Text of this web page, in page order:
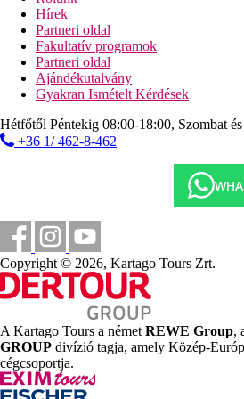
Saphir főétterem
2 a la carte étterem (török,
6 ütem
ételudvar
cukrászda
fő medence
végtelen medence
privát strand
szállodai móló
Gyógyfürdő és wellness
gyerekklub játszószobával
játékterem (Playstation)
Strand leírása
homokozóplatform közvetlenül
2 móló napozóágyakkal és
lépcsőn keresztül bejutni a
lift a strandra
Diéta
Ultra all inclusive: 24 óra
Hírek
Partneri oldal
Fakultatív programok
Partneri oldal
Ajándékutalvány
Gyakran Ismételt Kérdések
Hétfőtől Péntekig 08:00-18:00, Szombat
+36 1/ 462-8-462
Copyright © 2026, Kartago Tours Zrt.
A Kartago Tours a német REWE Group,
GROUP divízió tagja, amely Közép-
cégcsoportja.